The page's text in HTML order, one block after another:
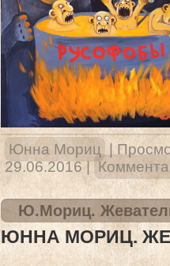
Юнна Мориц |
29.06.2016 |
Ю.Мориц.
ЮННА МОРИЦ.